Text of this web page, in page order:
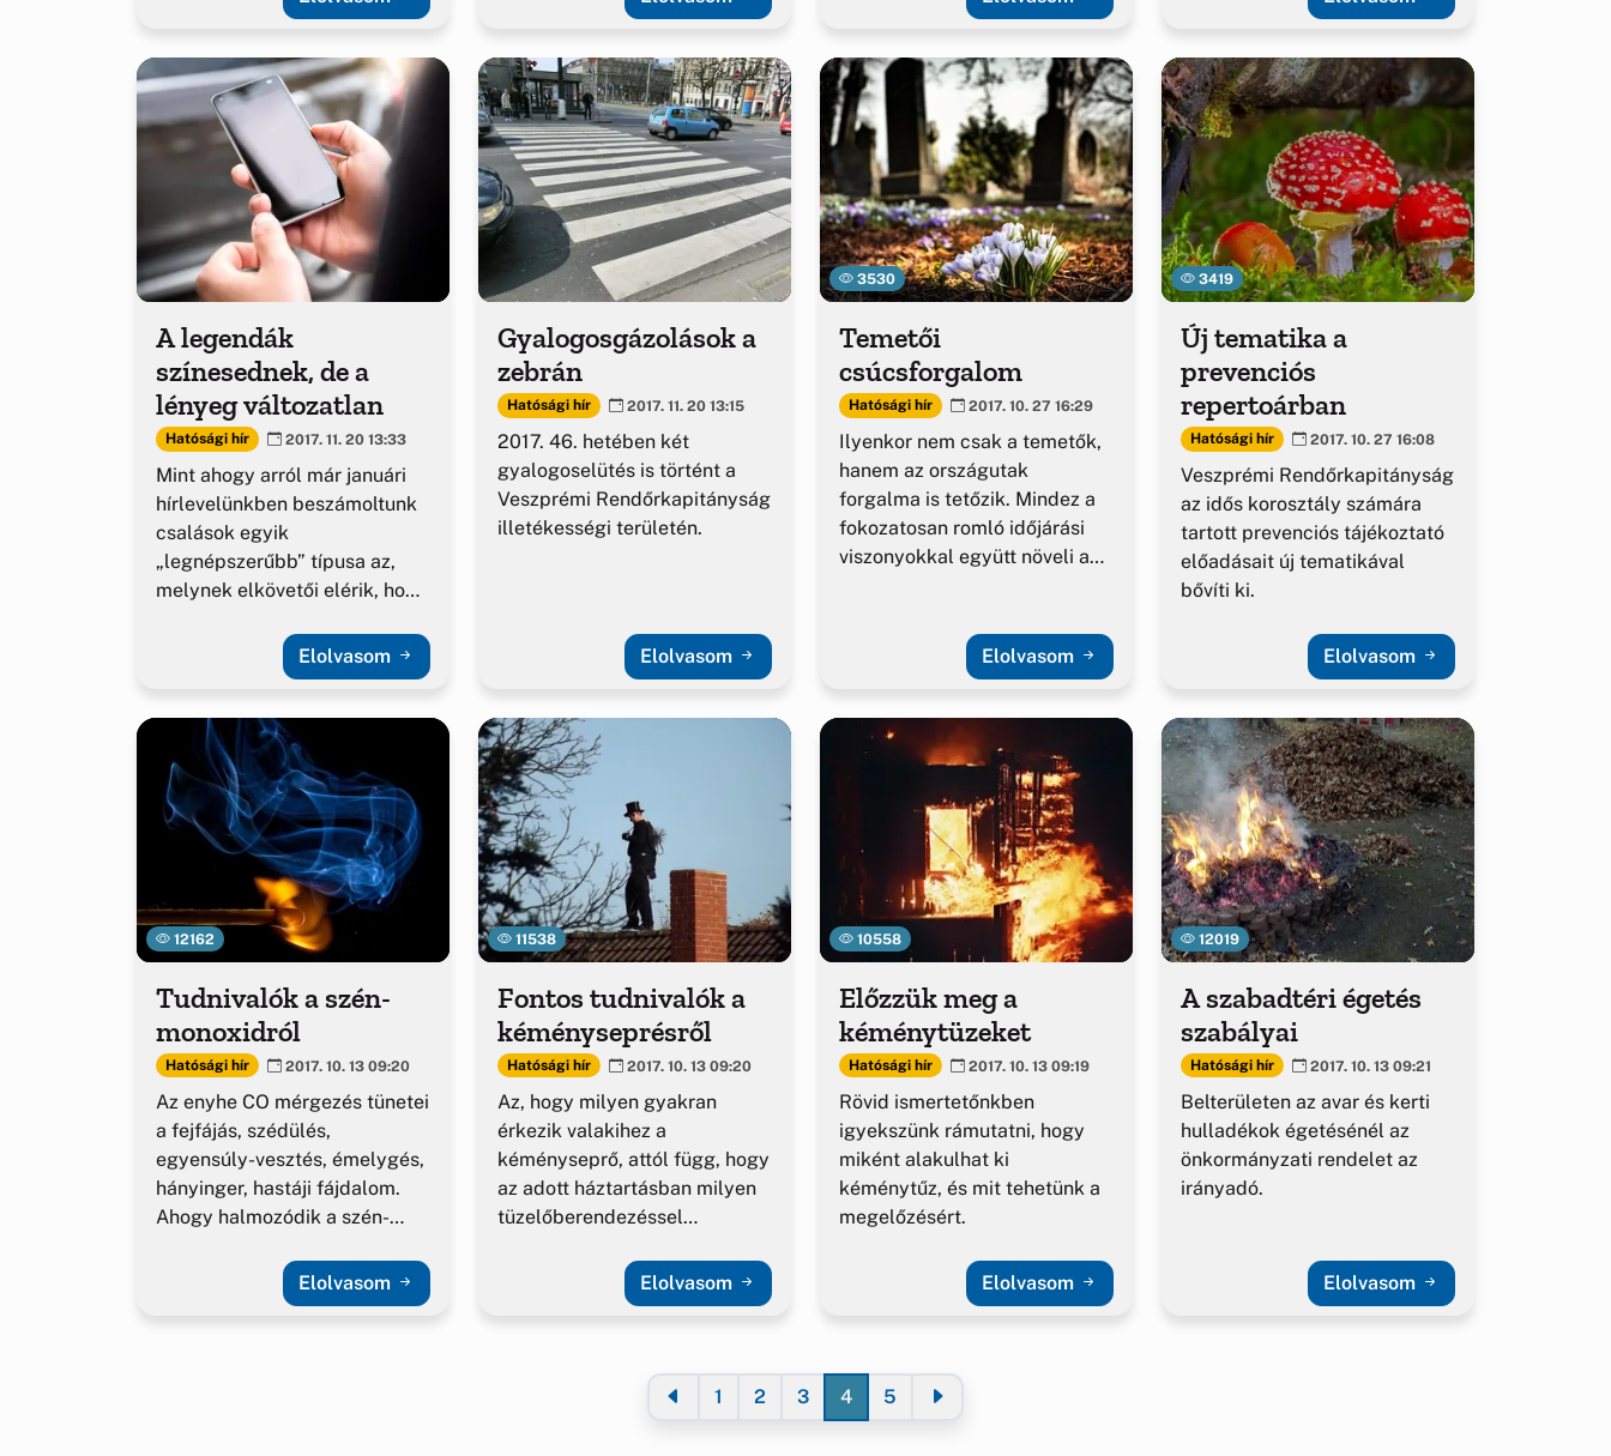
A legendák
színesednek, de a
lényeg változatlan
Hatósági hír 2017. 11. 20 13:33
Mint ahogy arról már januári
hírlevelünkben beszámoltunk
csalások egyik
„legnépszerűbb” típusa az,
melynek elkövetői elérik, hogy
felhívott sértettek...Elolvasom
Gyalogosgázolások a
zebrán
Hatósági hír 2017. 11. 20 13:15
2017. 46. hetében két
gyalogoselütés is történt a
Veszprémi Rendőrkapitányság
illetékességi területén.
Elolvasom
3530
Temetői
csúcsforgalom
Hatósági hír 2017. 10. 27 16:29
Ilyenkor nem csak a temetők,
hanem az országutak
forgalma is tetőzik. Mindez a
fokozatosan romló időjárási
viszonyokkal együtt növeli a
Elolvasom
3419
Új tematika a
prevenciós
repertoárban
Hatósági hír 2017. 10. 27 16:08
Veszprémi Rendőrkapitányság
az idős korosztály számára
tartott prevenciós tájékoztató
előadásait új tematikával
bővíti ki.
Elolvasom
12162
Tudnivalók a szén-
monoxidról
Hatósági hír 2017. 10. 13 09:20
Az enyhe CO mérgezés tünetei
a fejfájás, szédülés,
egyensúly-vesztés, émelygés,
hányinger, hastáji fájdalom.
Ahogy halmozódik a szén-
erősödnek a tünetek.Elolvasom
11538
Fontos tudnivalók a
kéményseprésről
Hatósági hír 2017. 10. 13 09:20
Az, hogy milyen gyakran
érkezik valakihez a
kéményseprő, attól függ, hogy
az adott háztartásban milyen
tüzelőberendezéssel
Elolvasom
10558
Előzzük meg a
kéménytüzeket
Hatósági hír 2017. 10. 13 09:19
Rövid ismertetőnkben
igyekszünk rámutatni, hogy
miként alakulhat ki
kéménytűz, és mit tehetünk a
megelőzésért.
Elolvasom
12019
A szabadtéri égetés
szabályai
Hatósági hír 2017. 10. 13 09:21
Belterületen az avar és kerti
hulladékok égetésénél az
önkormányzati rendelet az
irányadó.
Elolvasom
1 2 3 4 5